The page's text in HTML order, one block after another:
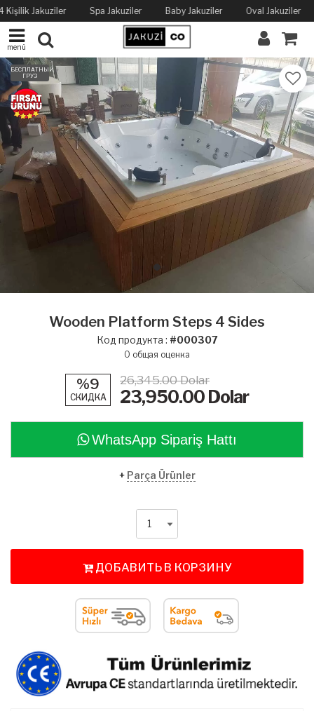
Kişilik Jakuziler Spa Jakuziler Baby Jakuziler Oval Jakuziler
menü
БЕСПЛАТНЫЙ
ГРУЗ
Wooden Platform Steps 4 Sides
Код продукта : #000307
0 общая оценка
%9
СКИДКА
26,345.00 Dolar
23,950.00 Dolar
WhatsApp Sipariş Hattı
+ Parça Ürünler
ДОБАВИТЬ В КОРЗИНУ